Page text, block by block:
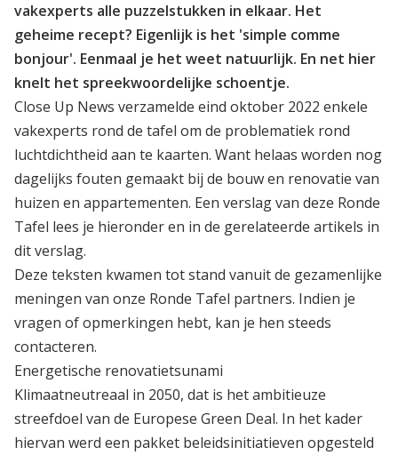
vakexperts alle puzzelstukken in elkaar. Het
geheime recept? Eigenlijk is het 'simple comme
bonjour'. Eenmaal je het weet natuurlijk. En net hier
knelt het spreekwoordelijke schoentje.
Close Up News verzamelde eind oktober 2022 enkele
vakexperts rond de tafel om de problematiek rond
luchtdichtheid aan te kaarten. Want helaas worden nog
dagelijks fouten gemaakt bij de bouw en renovatie van
huizen en appartementen. Een verslag van deze Ronde
Tafel lees je hieronder en in de gerelateerde artikels in
dit verslag.
Deze teksten kwamen tot stand vanuit de gezamenlijke
meningen van onze Ronde Tafel partners. Indien je
vragen of opmerkingen hebt, kan je hen steeds
contacteren.
Energetische renovatietsunami
Klimaatneutreaal in 2050, dat is het ambitieuze
streefdoel van de Europese Green Deal. In het kader
hiervan werd een pakket beleidsinitiatieven opgesteld